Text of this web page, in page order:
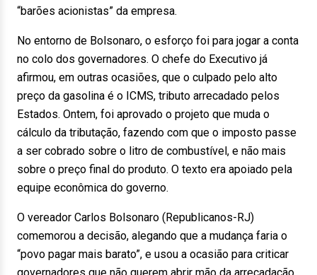
“barões acionistas” da empresa.
No entorno de Bolsonaro, o esforço foi para jogar a conta
no colo dos governadores. O chefe do Executivo já
afirmou, em outras ocasiões, que o culpado pelo alto
preço da gasolina é o ICMS, tributo arrecadado pelos
Estados. Ontem, foi aprovado o projeto que muda o
cálculo da tributação, fazendo com que o imposto passe
a ser cobrado sobre o litro de combustível, e não mais
sobre o preço final do produto. O texto era apoiado pela
equipe econômica do governo.
O vereador Carlos Bolsonaro (Republicanos-RJ)
comemorou a decisão, alegando que a mudança faria o
“povo pagar mais barato”, e usou a ocasião para criticar